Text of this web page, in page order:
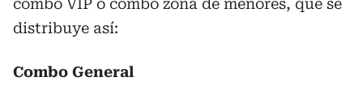
combo VIP o combo zona de menores, que se
distribuye así:
Combo General